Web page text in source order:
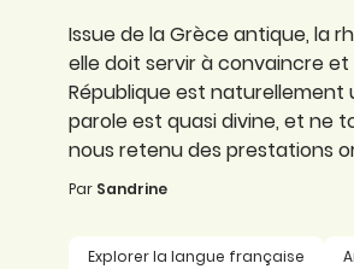
Certifier ses compétences
Évaluer le niveau de ses
salariés
Accompagner ses
salariés
Explorer la langue
ouvrages
Issue de la Grèce antique, la
elle doit servir à convaincre et
République est naturellement
parole est quasi divine, et ne
nous retenu des prestations
Par Sandrine
Explorer la langue française